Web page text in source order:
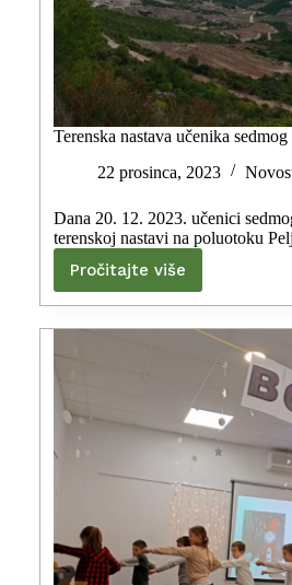
Terenska nastava učenika sedmog
22 prosinca, 2023
Dana 20. 12. 2023. učenici
terenskoj nastavi na poluotoku
Pročitajte više